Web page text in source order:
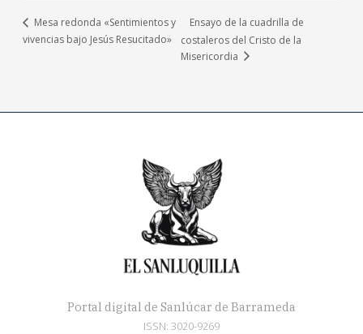
Mesa redonda «Sentimientos y
vivencias bajo Jesús Resucitado»
Ensayo de la cuadrilla de
costaleros del Cristo de la
Misericordia
Portal digital de Sanlúcar de Barrameda
ISSN: 3020-9269